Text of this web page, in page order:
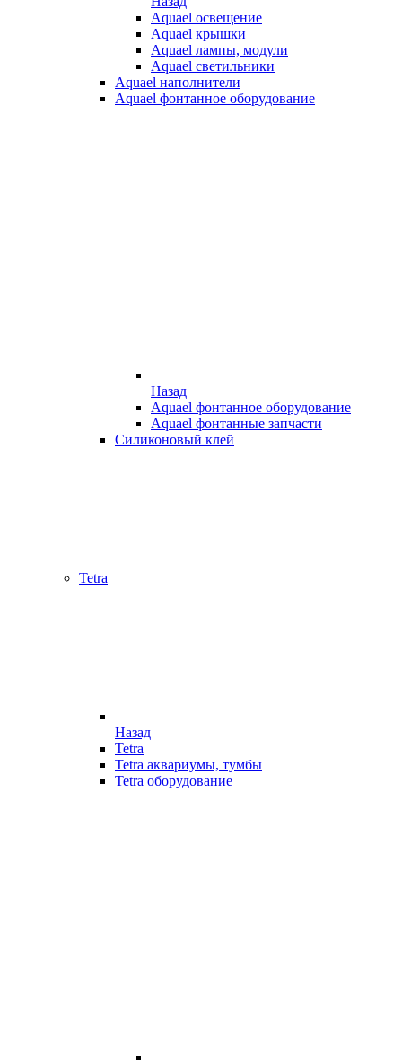
Aquael освещение
Aquael крышки
Aquael лампы, модули
Aquael светильники
Aquael наполнители
Aquael фонтанное оборудование
Назад
Aquael фонтанное оборудование
Aquael фонтанные запчасти
Силиконовый клей
Tetra
Назад
Tetra
Tetra аквариумы, тумбы
Tetra оборудование